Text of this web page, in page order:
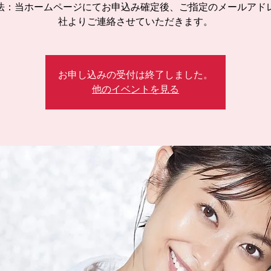
：当ホームページにてお申込み確定後、ご指定のメールアド
社よりご連絡させていただきます。
お申し込みの受付は終了しました。
他のイベントを見る